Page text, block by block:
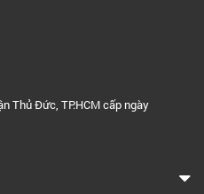
Thủ Đức, TP.HCM cấp ngày